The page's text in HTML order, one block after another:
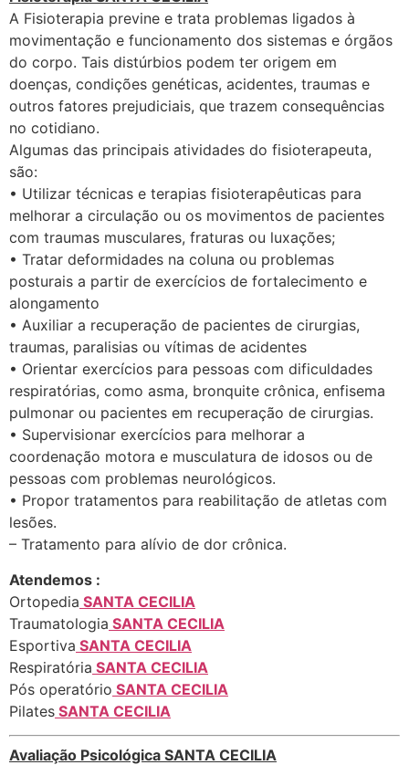
A Fisioterapia previne e trata problemas ligados à
movimentação e funcionamento dos sistemas e órgãos
do corpo. Tais distúrbios podem ter origem em
doenças, condições genéticas, acidentes, traumas e
outros fatores prejudiciais, que trazem consequências
no cotidiano.
Algumas das principais atividades do fisioterapeuta,
são:
• Utilizar técnicas e terapias fisioterapêuticas para
melhorar a circulação ou os movimentos de pacientes
com traumas musculares, fraturas ou luxações;
• Tratar deformidades na coluna ou problemas
posturais a partir de exercícios de fortalecimento e
alongamento
• Auxiliar a recuperação de pacientes de cirurgias,
traumas, paralisias ou vítimas de acidentes
• Orientar exercícios para pessoas com dificuldades
respiratórias, como asma, bronquite crônica, enfisema
pulmonar ou pacientes em recuperação de cirurgias.
• Supervisionar exercícios para melhorar a
coordenação motora e musculatura de idosos ou de
pessoas com problemas neurológicos.
• Propor tratamentos para reabilitação de atletas com
lesões.
– Tratamento para alívio de dor crônica.
Atendemos :
Ortopedia SANTA CECILIA
Traumatologia SANTA CECILIA
Esportiva SANTA CECILIA
Respiratória SANTA CECILIA
Pós operatório SANTA CECILIA
Pilates SANTA CECILIA
Avaliação Psicológica SANTA CECILIA